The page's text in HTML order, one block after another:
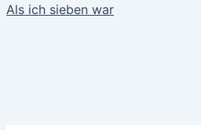
Als ich sieben war